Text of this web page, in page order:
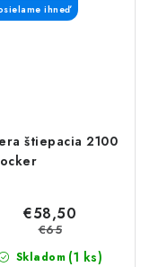
štiepacia 2100
ihneď
Skladom (1 ks)
€58,50
€65